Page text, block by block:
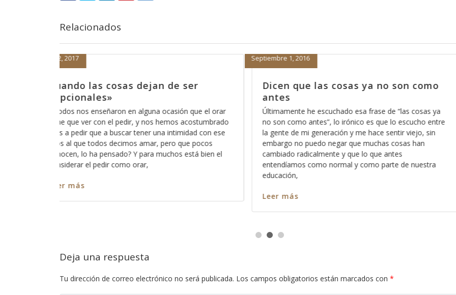
Relacionados
Dicen que las cosas ya no son como
antes
Septiembre 1, 2016
Últimamente he escuchado esa frase de “las cosas ya
no son como antes”, lo irónico es que lo escucho entre
la gente de mi generación y me hace sentir viejo, sin
embargo no puedo negar que muchas cosas han
cambiado radicalmente y que lo que antes
entendíamos como normal y como parte de nuestra
La mejor manera de empezar el
Enero 7, 2014
Una de las cosas que nos deben de quedar mas
claras es que en el Reino de los Cielos no caben
sentimientos, y esto no se lo digo con el afán de
confundirle o hacerle sentir mal, por el contrario,
hago con la intención de que aprenda a
como es que
Deja una respuesta
Tu dirección de correo electrónico no será publicada. Los campos obligatorios están marcados con *